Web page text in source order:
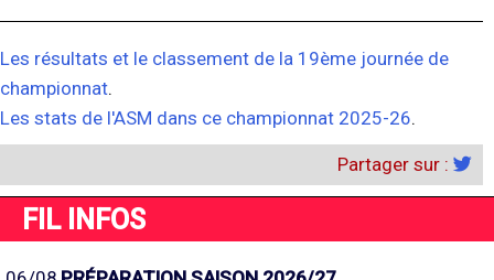
Les résultats et le classement de la 19ème journée de
championnat.
Les stats de l'ASM dans ce championnat 2025-26.
Partager sur :
FIL INFOS